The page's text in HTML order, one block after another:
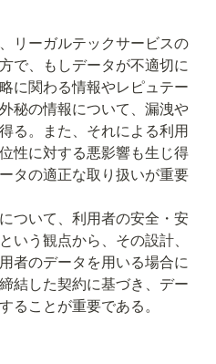
リーガルテックサービスの
で、もしデータが不適切に
に関わる情報やレピュテー
秘の情報について、漏洩や
る。また、それによる利用
性に対する悪影響も生じ得
タの適正な取り扱いが重要
ついて、利用者の安全・安
いう観点から、その設計、
者のデータを用いる場合に
結した契約に基づき、デー
ることが重要である。